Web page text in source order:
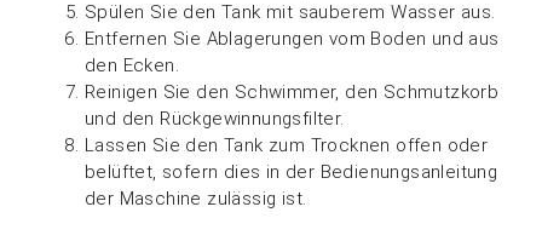
Spülen Sie den Tank mit sauberem Wasser aus.
Entfernen Sie Ablagerungen vom Boden und aus
den Ecken.
Reinigen Sie den Schwimmer, den Schmutzkorb
und den Rückgewinnungsfilter.
Lassen Sie den Tank zum Trocknen offen oder
belüftet, sofern dies in der Bedienungsanleitung
der Maschine zulässig ist.